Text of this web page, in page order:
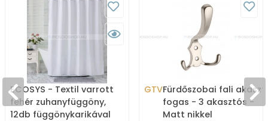
ECOSYS - Textil varrott
fehér zuhanyfüggöny,
12db függönykarikával
GTVFürdőszobai fali
fogas - 3 akasztós -
Matt nikkel